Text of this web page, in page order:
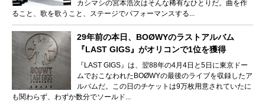
カシマシの宮本浩次はそんな稀有なひとりだ。曲を作
ること、歌を歌うこと、ステージでパフォーマンスする...
29年前の本日、BOØWYのラストアルバム
『LAST GIGS』がオリコンで1位を獲得
『LAST GIGS』は、翌88年の4月4日と5日に東京ドー
ムでおこなわれたBOØWYの最後のライブを収録したア
ルバムだ。この日のチケットは9万枚用意されていたに
も関わらず、わずか数分でソールド...